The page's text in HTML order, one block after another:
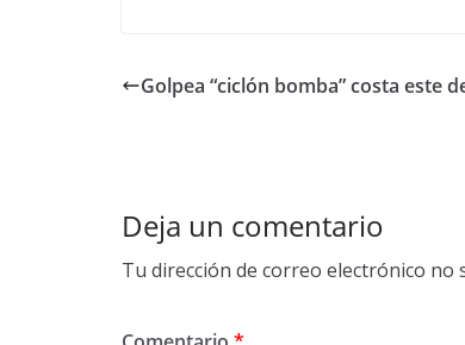
b er e
Golpea “ciclón bomba” costa este
Deja un comentario
Tu dirección de correo electrónico no